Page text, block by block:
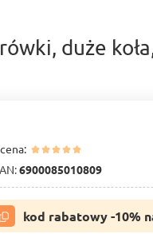
duże
6900085010809
kod rabatowy -10%